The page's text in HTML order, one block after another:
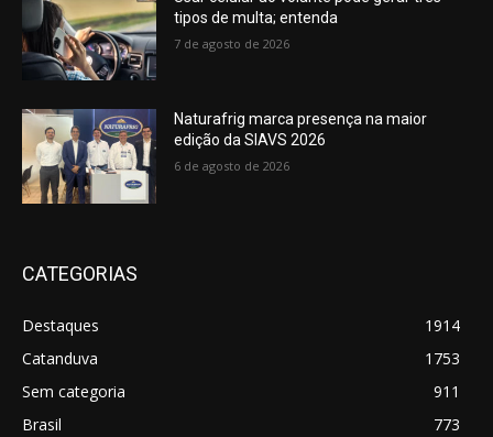
tipos de multa; entenda
7 de agosto de 2026
Naturafrig marca presença na maior
edição da SIAVS 2026
6 de agosto de 2026
CATEGORIAS
Destaques
1914
Catanduva
1753
Sem categoria
911
Brasil
773